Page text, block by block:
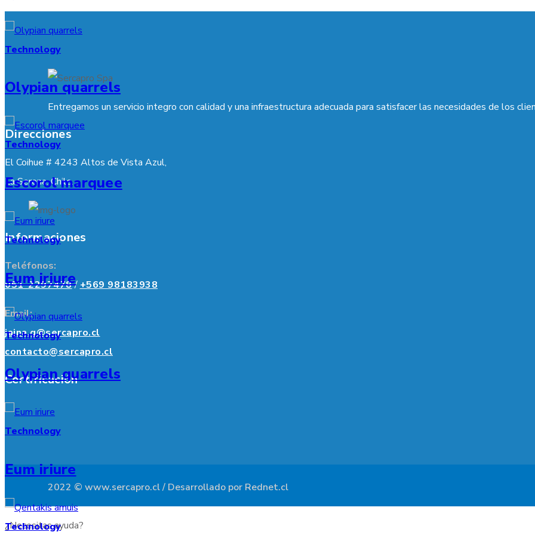
Technology
Olypian quarrels
Technology
Escorol marquee
Technology
Eum iriure
Technology
Olypian quarrels
Technology
Eum iriure
Technology
Entregamos un servicio integro con calidad y una infraestructura adecuada para satisfacer las necesidades de los
Direcciones
El Coihue # 4243 Altos de Vista Azul,
La Serena. Chile.
Informaciones
Teléfonos:
051-2297478/ +569 98183938
Email:
jaina.g@sercapro.cl
contacto@sercapro.cl
Certificación
2022 © www.sercapro.cl / Desarrollado por Rednet.cl
¿Necesitas ayuda?